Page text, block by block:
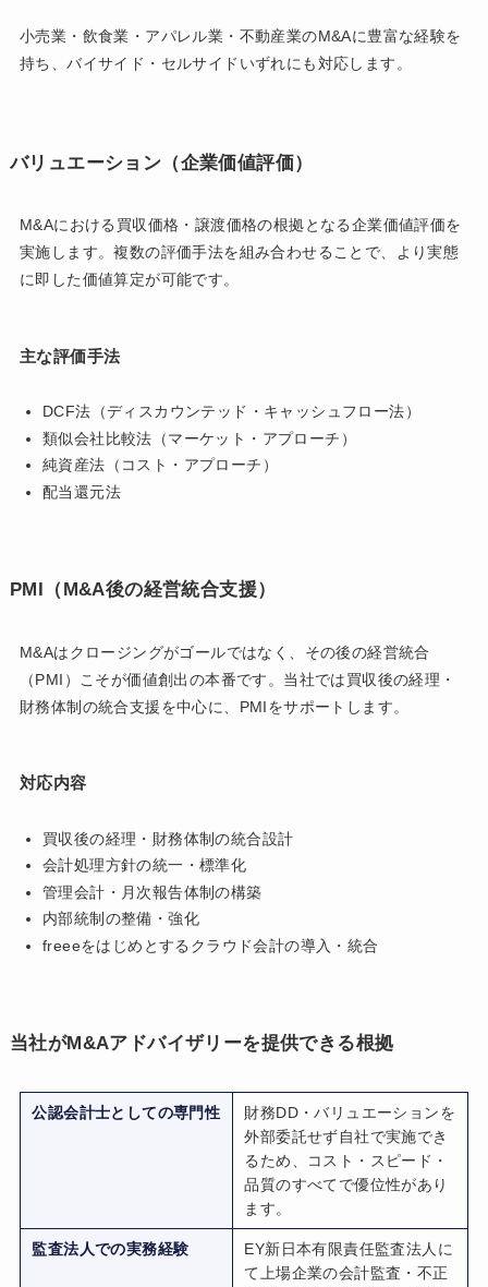
小売業・飲食業・アパレル業・不動産業のM&Aに豊富な経験を
持ち、バイサイド・セルサイドいずれにも対応します。
バリュエーション（企業価値評価）
M&Aにおける買収価格・譲渡価格の根拠となる企業価値評価を
実施します。複数の評価手法を組み合わせることで、より実態
に即した価値算定が可能です。
主な評価手法
DCF法（ディスカウンテッド・キャッシュフロー法）
類似会社比較法（マーケット・アプローチ）
純資産法（コスト・アプローチ）
配当還元法
PMI（M&A後の経営統合支援）
M&Aはクロージングがゴールではなく、その後の経営統合
（PMI）こそが価値創出の本番です。当社では買収後の経理・
財務体制の統合支援を中心に、PMIをサポートします。
対応内容
買収後の経理・財務体制の統合設計
会計処理方針の統一・標準化
管理会計・月次報告体制の構築
内部統制の整備・強化
freeeをはじめとするクラウド会計の導入・統合
当社がM&Aアドバイザリーを提供できる根拠
公認会計士としての専門性
財務DD・バリュエーションを
外部委託せず自社で実施でき
るため、コスト・スピード・
品質のすべてで優位性があり
ます。
監査法人での実務経験
EY新日本有限責任監査法人に
て上場企業の会計監査・不正